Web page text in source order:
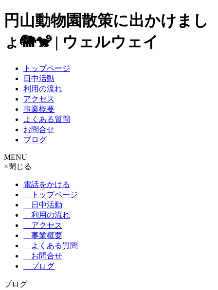
円山動物園散策に出かけまし
ょ🐘🐒 | ウェルウェイ
トップページ
日中活動
利用の流れ
アクセス
事業概要
よくある質問
お問合せ
ブログ
MENU
×閉じる
電話をかける
トップページ
日中活動
利用の流れ
アクセス
事業概要
よくある質問
お問合せ
ブログ
ブログ